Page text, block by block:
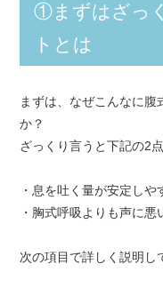
①まずはざっ
トとは
まずは、なぜこんなに腹
か？
ざっくり言うと下記の2
・息を吐く量が安定しや
・胸式呼吸よりも声に
次の項目で詳しく説明し